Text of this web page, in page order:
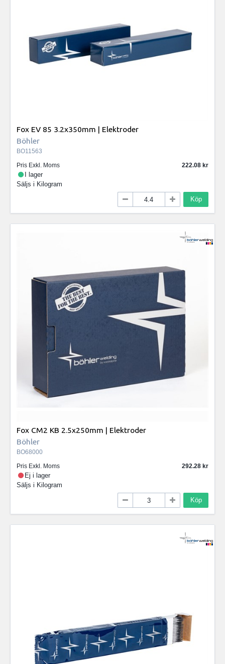
Fox EV 85 3.2x350mm | Elektroder
Böhler
BO11563
Pris Exkl. Moms
222.08
I lager
Säljs i Kilogram
Köp
Fox CM2 KB 2.5x250mm | Elektroder
Böhler
BO68000
Pris Exkl. Moms
292.28
Ej i lager
Säljs i Kilogram
Köp